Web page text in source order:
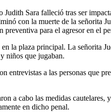
Sara falleció tras ser
con la muerte de la señorita
para el agresor en el
la plaza principal. La
niños que jugaban.
entrevistas a las personas
a cabo las medidas
en dicho penal.